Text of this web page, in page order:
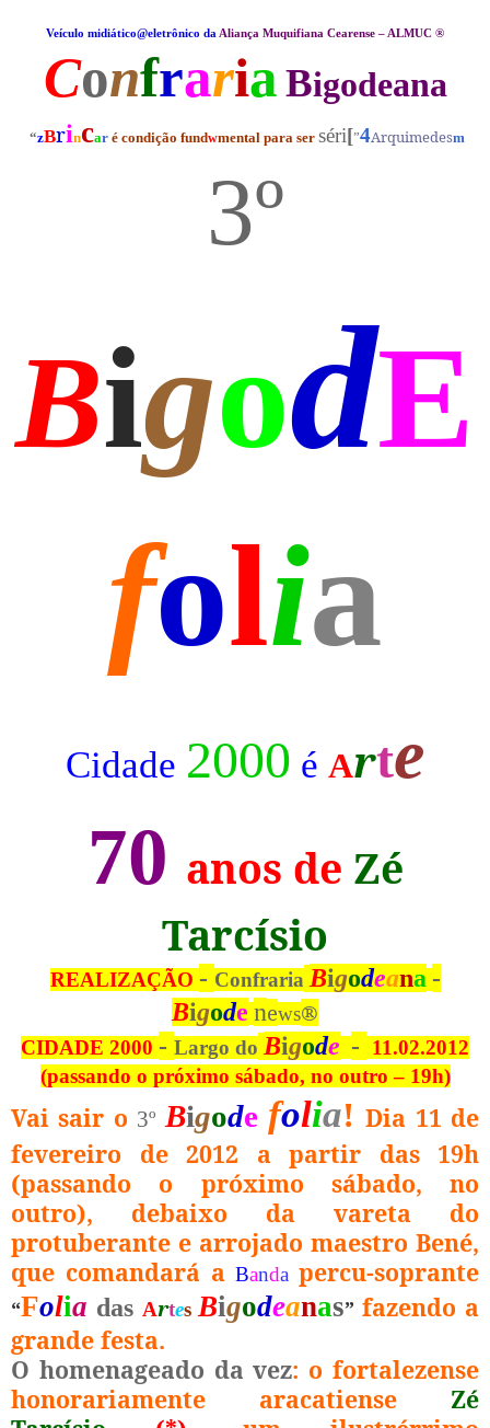
Veículo midiático@eletrônico da Aliança Muquifiana Cearense – ALMUC ®
ConfrariaBigodeana
“zBrincar é condição fundwmental para ser séri[”4Arquimedesm
3º
BigodE
folia
Cidade 2000 é Arte
70 anos de Zé
Tarcísio
REALIZAÇÃO - Confraria Bigodeana -
Bigode news®
CIDADE 2000 - Largo do Bigode -
11.02.2012
(passando o próximo sábado, no outro – 19h)
Vai sair o 3º Bigode folia!Dia 11 de
fevereiro de 2012 a partir das 19h
(passando o próximo sábado, no
outro), debaixo da vareta do
protuberante e arrojado maestro Bené,
que comandará aBanda percu-soprante
“Folia das Artes Bigodeanas” fazendo a
grande festa.
O homenageado da vez: o fortalezense
honorariamente aracatiense Zé